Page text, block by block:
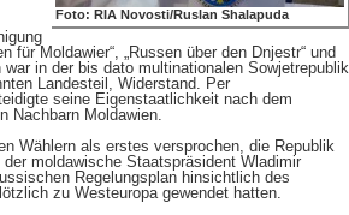
Foto: RIA Νovosti/Ruslan Shalapuda
Moldawier“, „Russen über den Dnjestr“ und
war in der bis dato multinationalen Sowjetrepublik
Landesteil, Widerstand. Per
seine Eigenstaatlichkeit nach dem
Nachbarn Moldawien.
Wählern als erstes versprochen, die Republik
moldawische Staatspräsident Wladimir
Regelungsplan hinsichtlich des
zu Westeuropa gewendet hatten.